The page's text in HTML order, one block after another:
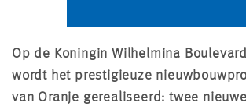
Op de Koningin Wilhelmina
wordt het prestigieuze
van Oranje gerealiseerd: twee nieuwe